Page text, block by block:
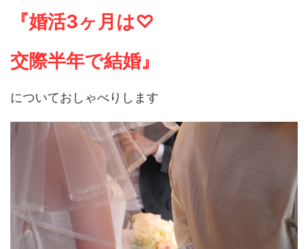
『婚活3ヶ月は♡
交際半年で結婚』
についておしゃべりします